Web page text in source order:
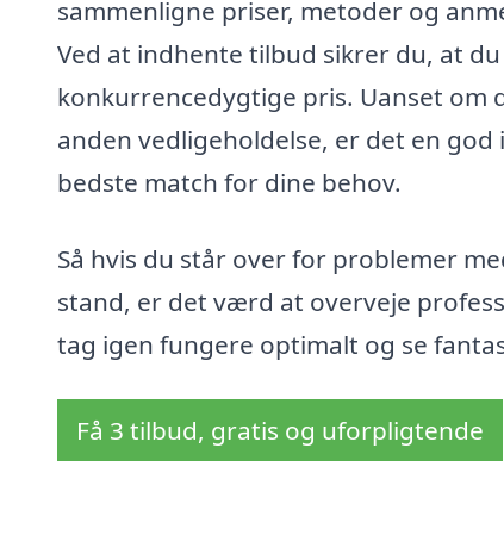
sammenligne priser, metoder og
Ved at indhente tilbud sikrer du, at
konkurrencedygtige pris. Uanset om
anden vedligeholdelse, er det en
bedste match for dine behov.
Så hvis du står over for problemer
stand, er det værd at overveje
tag igen fungere optimalt og se
Få 3 tilbud, gratis og uforpligtende